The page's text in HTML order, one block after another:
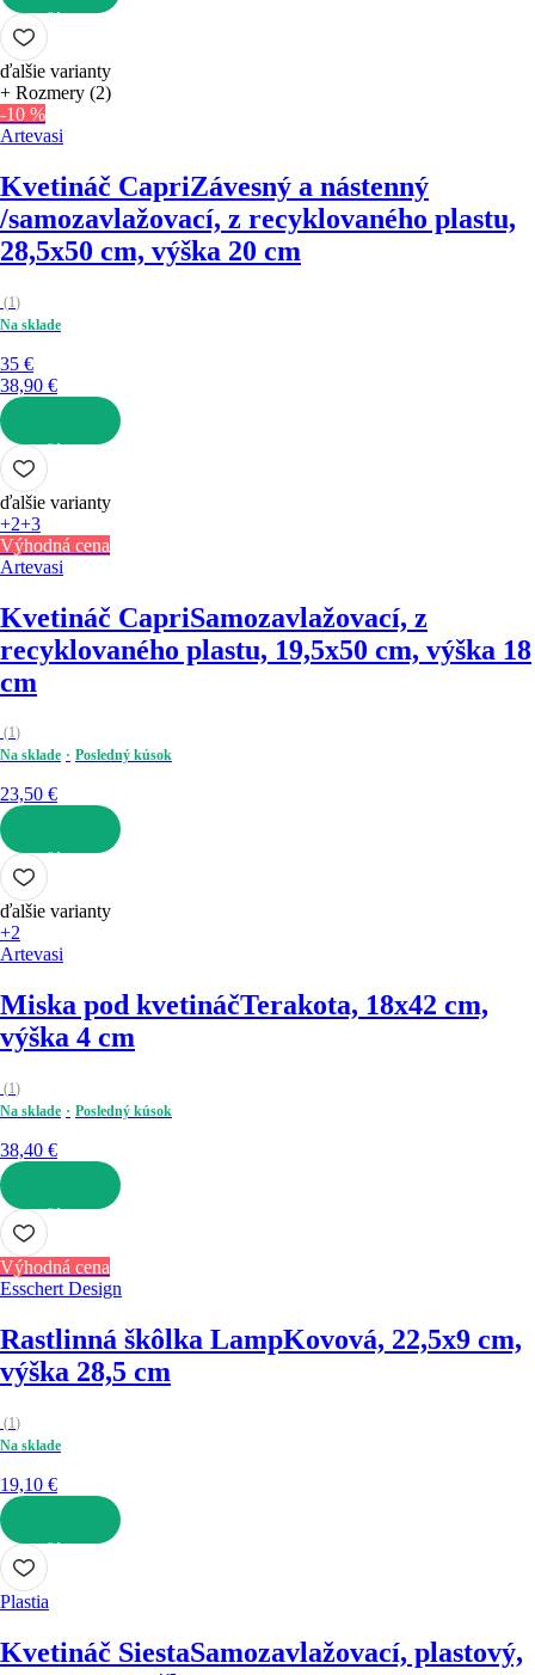
DO KOŠÍKA
ďalšie varianty
+ Rozmery (2)
-10 %
Artevasi
Kvetináč CapriZávesný a nástenný
/samozavlažovací, z recyklovaného plastu,
28,5x50 cm, výška 20 cm
(1)
Na sklade
35 €
38,90 €
DO KOŠÍKA
ďalšie varianty
+2+3
Výhodná cena
Artevasi
Kvetináč CapriSamozavlažovací, z
recyklovaného plastu, 19,5x50 cm, výška 18
cm
(1)
Na sklade
Posledný kúsok
23,50 €
DO KOŠÍKA
ďalšie varianty
+2
Artevasi
Miska pod kvetináčTerakota, 18x42 cm,
výška 4 cm
(1)
Na sklade
Posledný kúsok
38,40 €
DO KOŠÍKA
Výhodná cena
Esschert Design
Rastlinná škôlka LampKovová, 22,5x9 cm,
výška 28,5 cm
(1)
Na sklade
19,10 €
DO KOŠÍKA
Plastia
Kvetináč SiestaSamozavlažovací, plastový,